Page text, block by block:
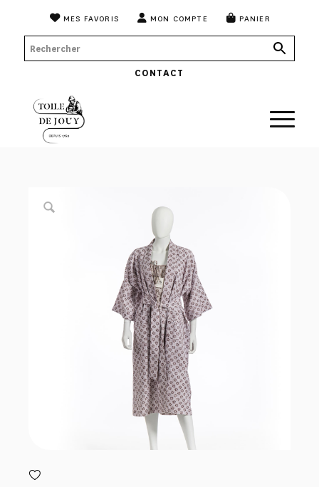
MES FAVORIS MON COMPTE PANIER
CONTACT